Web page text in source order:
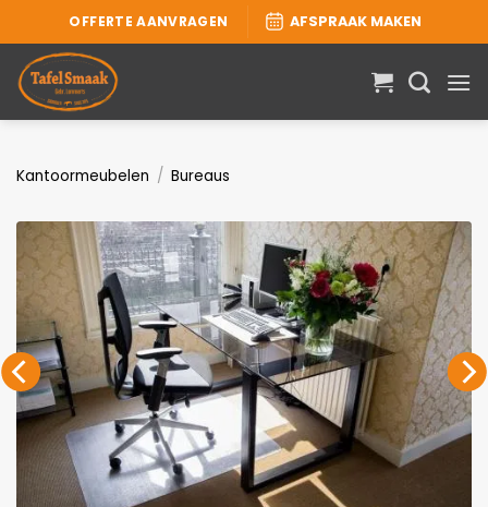
naar
inhoud
OFFERTE AANVRAGEN AFSPRAAK MAKEN
Kantoormeubelen / Bureaus